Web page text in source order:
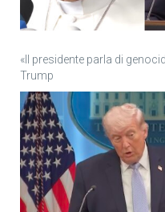
«Il presidente parla di
Trump